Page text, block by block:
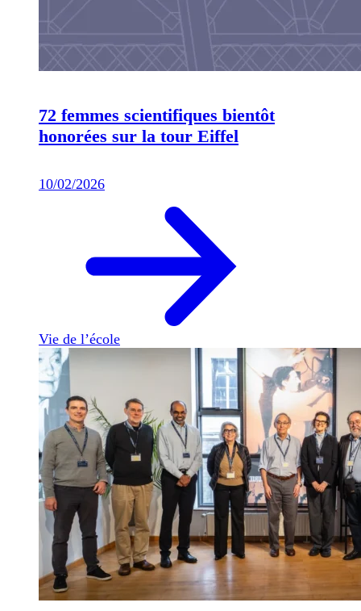
72 femmes scientifiques bientôt
honorées sur la tour Eiffel
10/02/2026
Vie de l’école